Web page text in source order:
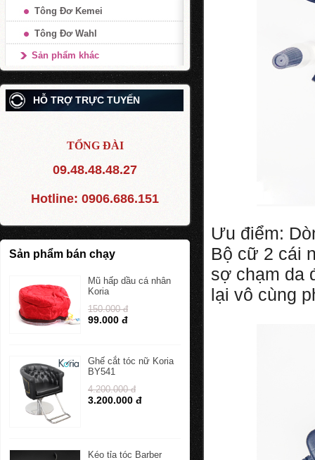
Tông Đơ Kemei
Tông Đơ Wahl
Sản phẩm khác
HỖ TRỢ TRỰC TUYẾN
TỔNG ĐÀI
09.48.48.48.27
Hotline: 0906.686.151
Sản phẩm bán chạy
Mũ hấp dầu cá nhân
Koria
150.000 đ
99.000 đ
Ghế cắt tóc nữ Koria
BY541
4.200.000 đ
3.200.000 đ
Kéo tỉa tóc Barber
Ưu điểm:
Bộ cữ 2 cái
sợ chạm da
lại vô cùng